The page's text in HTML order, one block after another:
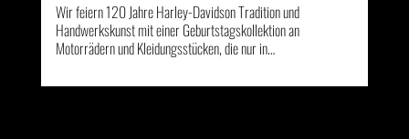
Wir feiern 120 Jahre Harley-Davidson Tradition und
Handwerkskunst mit einer Geburtstagskollektion an
Motorrädern und Kleidungsstücken, die nur in…